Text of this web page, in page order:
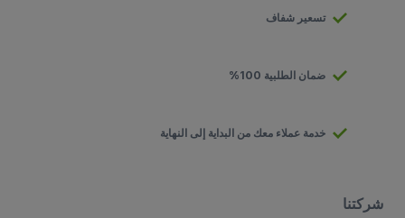
تسعير شفاف
ضمان الطلبية 100%
خدمة عملاء معك من البداية إلى النهاية
شركتنا